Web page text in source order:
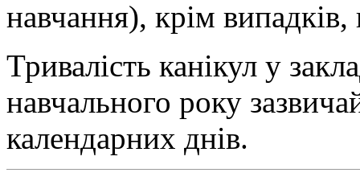
навчання), крім
Тривалість канікул у
навчального року
календарних днів.